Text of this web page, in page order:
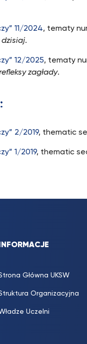
11/2024, tematy
dzisiaj.
12/2025, tematy
zagłady.
2/2019, thematic
1/2019, thematic
INFORMACJE
Główna UKSW
Organizacyjna
Uczelni